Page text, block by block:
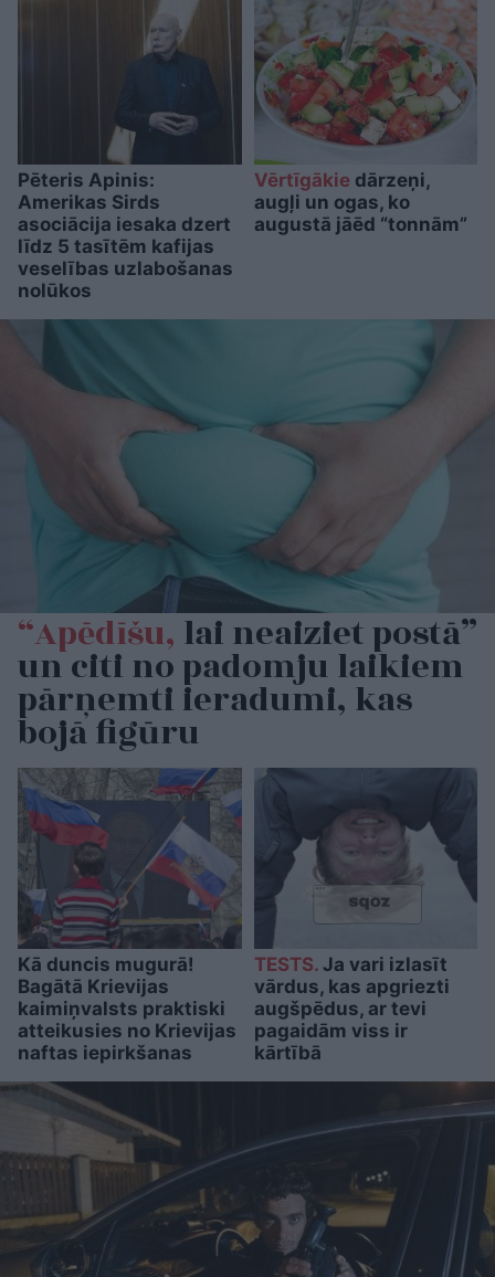
Pēteris Apinis:
Amerikas Sirds
asociācija iesaka dzert
līdz 5 tasītēm kafijas
veselības uzlabošanas
nolūkos
Vērtīgākiedārzeņi,
augļi un ogas, ko
augustā jāēd “tonnām”
“Apēdīšu, lai neaiziet postā”
un citi no padomju laikiem
pārņemti ieradumi, kas
bojā figūru
Kā duncis mugurā!
Bagātā Krievijas
kaimiņvalsts praktiski
atteikusies no Krievijas
naftas iepirkšanas
TESTS.Ja vari izlasīt
vārdus, kas apgriezti
augšpēdus, ar tevi
pagaidām viss ir
kārtībā